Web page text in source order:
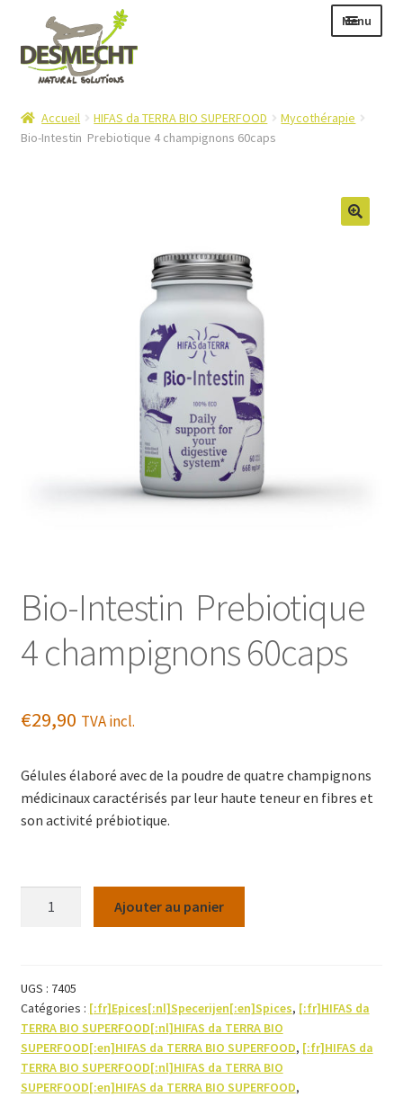
Aller
la
navigation
Aller
contenu
Menu
le
Ouvrir
Accueil HIFAS da TERRA BIO SUPERFOOD
Mycothérapie
Bio-Intestin  Prebiotique 4 champignons 60caps
Bio-Intestin  Prebiotique
4 champignons 60caps
€29,90 TVA incl.
Gélules élaboré avec de la poudre de quatre champignons
médicinaux caractérisés par leur haute teneur en fibres et
son activité prébiotique.
Prebiotique
4
champignons
60caps
Ajouter au panier
UGS : 7405
Catégories : [:fr]Epices[:nl]Specerijen[:en]Spices, [:fr]HIFAS da
TERRA BIO SUPERFOOD[:nl]HIFAS da TERRA BIO
SUPERFOOD[:en]HIFAS da TERRA BIO SUPERFOOD, [:fr]HIFAS da
TERRA BIO SUPERFOOD[:nl]HIFAS da TERRA BIO
SUPERFOOD[:en]HIFAS da TERRA BIO SUPERFOOD,